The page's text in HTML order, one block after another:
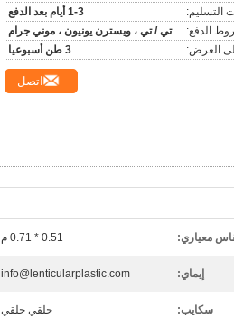
التسليم:
1-3 أيام بعد الدفع
الدفع:
تي / تي ، ويسترن يونيون ، موني جرام
العرض:
3 طن أسبوعيا
اتصل
معياري: 0.51 * 0.71 م
إيماي: info@lenticularplastic.com
سكايب: حلقي حلقي